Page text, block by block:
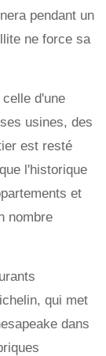
pendant un
ne force sa
d'une
usines, des
est resté
l'historique
et
nombre
qui met
dans